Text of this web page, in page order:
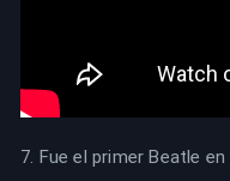
7. Fue el primer Beatle